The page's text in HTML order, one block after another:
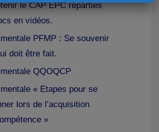
le CAP EPC réparties
en vidéos.
PFMP : Se souvenir
doit être fait.
QQOQCP
« Etapes pour se
lors de l’acquisition
»